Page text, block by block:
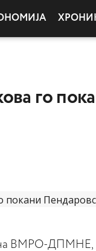
го
на ВМРО-ДПМНЕ,